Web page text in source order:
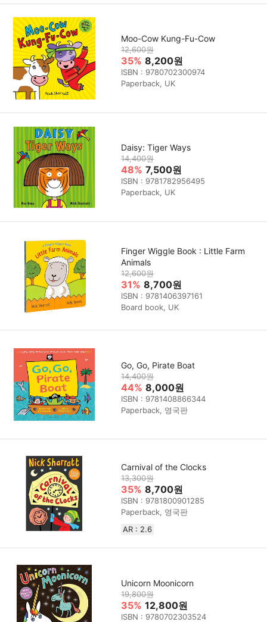
Moo-Cow Kung-Fu-Cow
12,600원
35% 8,200원
ISBN : 9780702300974
Paperback, UK
Daisy: Tiger Ways
14,400원
48% 7,500원
ISBN : 9781782956495
Paperback, UK
Finger Wiggle Book : Little Farm
Animals
12,600원
31% 8,700원
ISBN : 9781406397161
Board book, UK
Go, Go, Pirate Boat
14,400원
44% 8,000원
ISBN : 9781408866344
Paperback, 영국판
Carnival of the Clocks
13,300원
35% 8,700원
ISBN : 9781800901285
Paperback, 영국판
AR : 2.6
Unicorn Moonicorn
19,800원
35% 12,800원
ISBN : 9780702303524